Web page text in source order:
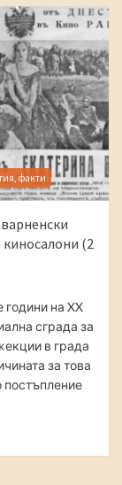
факти
киносалони (2
години на XX
сграда за
в града
за това
постъпление